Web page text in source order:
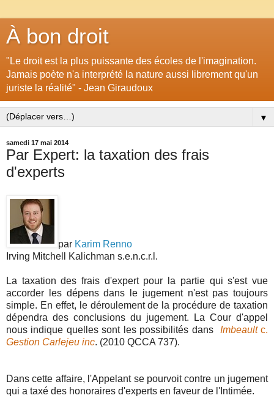
À bon droit
"Le droit est la plus puissante des écoles de l'imagination.
Jamais poète n'a interprété la nature aussi librement qu'un
juriste la réalité" - Jean Giraudoux
▼
samedi 17 mai 2014
Par Expert: la taxation des frais
d'experts
par Karim Renno
Irving Mitchell Kalichman s.e.n.c.r.l.
La taxation des frais d'expert pour la partie qui s'est vue
accorder les dépens dans le jugement n'est pas toujours
simple. En effet, le déroulement de la procédure de taxation
dépendra des conclusions du jugement. La Cour d'appel
nous indique quelles sont les possibilités dans Imbeaultc.
Gestion Carlejeu inc. (2010 QCCA 737).
Dans cette affaire, l'Appelant se pourvoit contre un jugement
qui a taxé des honoraires d'experts en faveur de l'Intimée.